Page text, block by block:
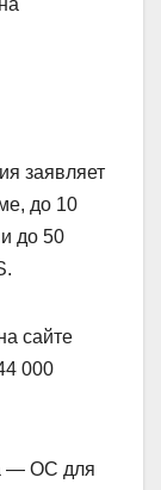
заявляет
до 10
до 50
сайте
000
— ОС для